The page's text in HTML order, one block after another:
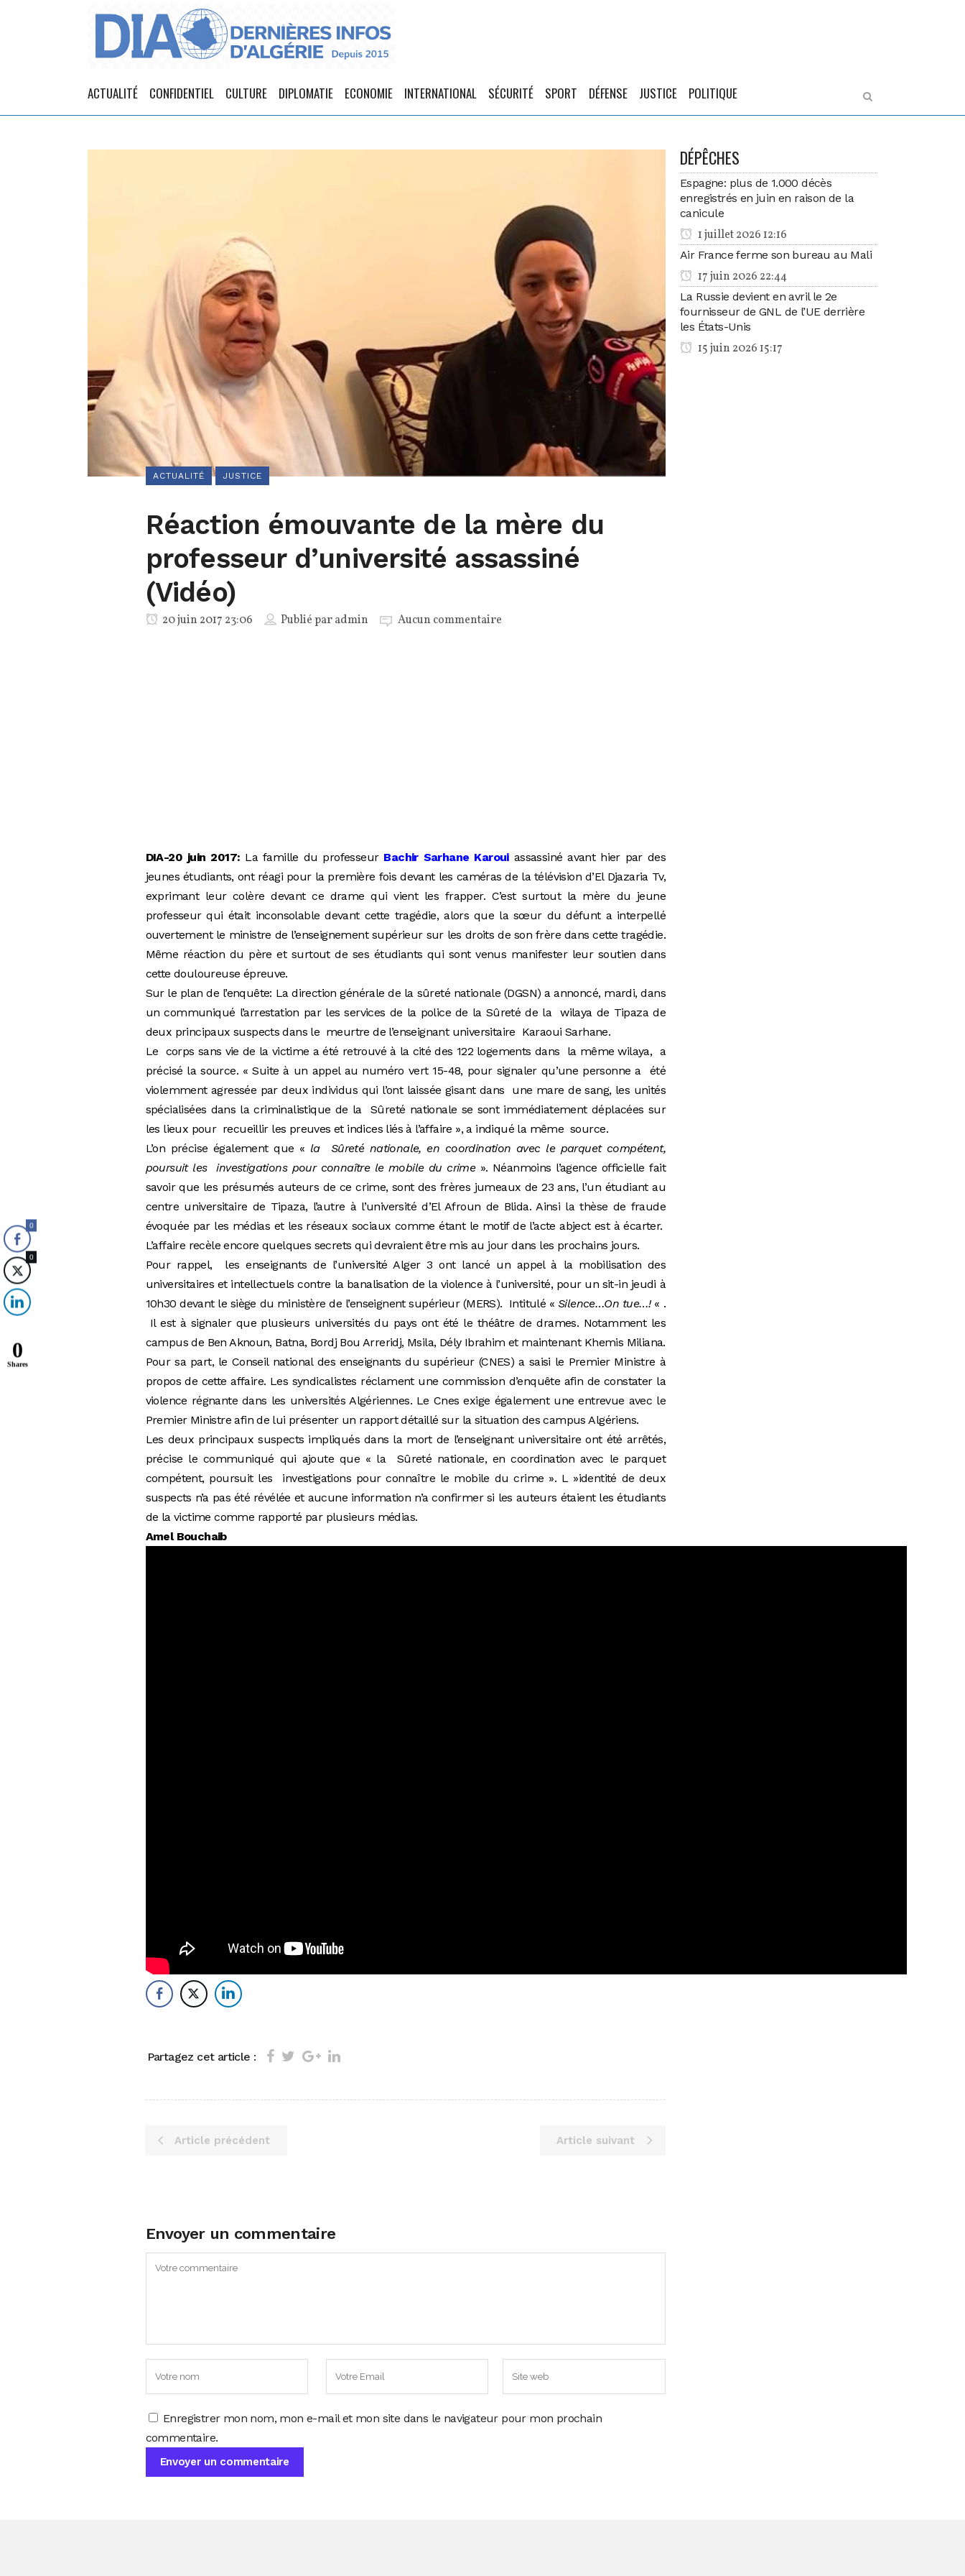
ACTUALITÉ CONFIDENTIEL CULTURE DIPLOMATIE ECONOMIE INTERNATIONAL SÉCURITÉ SPORT DÉFENSE JUSTICE POLITIQUE
ACTUALITÉ JUSTICE
Réaction émouvante de la mère du
professeur d’université assassiné
(Vidéo)
20 juin 2017 23:06 Publié paradmin Aucun commentaire
DIA-20 juin 2017: La famille du professeur Bachir Sarhane Karoui assassiné avant hier par des
jeunes étudiants, ont réagi pour la première fois devant les caméras de la télévision d’El Djazaria Tv,
exprimant leur colère devant ce drame qui vient les frapper. C’est surtout la mère du jeune
professeur qui était inconsolable devant cette tragédie, alors que la sœur du défunt a interpellé
ouvertement le ministre de l’enseignement supérieur sur les droits de son frère dans cette tragédie.
Même réaction du père et surtout de ses étudiants qui sont venus manifester leur soutien dans
cette douloureuse épreuve.
Sur le plan de l’enquête: La direction générale de la sûreté nationale (DGSN) a annoncé, mardi, dans
un communiqué l’arrestation par les services de la police de la Sûreté de la wilaya de Tipaza de
deux principaux suspects dans le meurtre de l’enseignant universitaire Karaoui Sarhane.
Le corps sans vie de la victime a été retrouvé à la cité des 122 logements dans la même wilaya, a
précisé la source. « Suite à un appel au numéro vert 15-48, pour signaler qu’une personne a été
violemment agressée par deux individus qui l’ont laissée gisant dans une mare de sang, les unités
spécialisées dans la criminalistique de la Sûreté nationale se sont immédiatement déplacées sur
les lieux pour recueillir les preuves et indices liés à l’affaire », a indiqué la même source.
L’on précise également que « la Sûreté nationale, en coordination avec le parquet compétent,
poursuit les investigations pour connaître le mobile du crime». Néanmoins l’agence officielle fait
savoir que les présumés auteurs de ce crime, sont des frères jumeaux de 23 ans, l’un étudiant au
centre universitaire de Tipaza, l’autre à l’université d’El Afroun de Blida. Ainsi la thèse de fraude
évoquée par les médias et les réseaux sociaux comme étant le motif de l’acte abject est à écarter.
L’affaire recèle encore quelques secrets qui devraient être mis au jour dans les prochains jours.
Pour rappel, les enseignants de l’université Alger 3 ont lancé un appel à la mobilisation des
universitaires et intellectuels contre la banalisation de la violence à l’université, pour un sit-in jeudi à
10h30 devant le siège du ministère de l’enseignent supérieur (MERS). Intitulé «Silence…On tue…!« .
Il est à signaler que plusieurs universités du pays ont été le théâtre de drames. Notamment les
campus de Ben Aknoun, Batna, Bordj Bou Arreridj, Msila, Dély Ibrahim et maintenant Khemis Miliana.
Pour sa part, le Conseil national des enseignants du supérieur (CNES) a saisi le Premier Ministre à
propos de cette affaire. Les syndicalistes réclament une commission d’enquête afin de constater la
violence régnante dans les universités Algériennes. Le Cnes exige également une entrevue avec le
Premier Ministre afin de lui présenter un rapport détaillé sur la situation des campus Algériens.
Les deux principaux suspects impliqués dans la mort de l’enseignant universitaire ont été arrêtés,
précise le communiqué qui ajoute que « la Sûreté nationale, en coordination avec le parquet
compétent, poursuit les investigations pour connaître le mobile du crime ». L »identité de deux
suspects n’a pas été révélée et aucune information n’a confirmer si les auteurs étaient les étudiants
de la victime comme rapporté par plusieurs médias.
Amel Bouchaib
Partagez cet article :
Article précédent Article suivant
Envoyer un commentaire
Enregistrer mon nom, mon e-mail et mon site dans le navigateur pour mon prochain
commentaire.
DÉPÊCHES
Espagne: plus de 1.000 décès
enregistrés en juin en raison de la
canicule
1 juillet 2026 12:16
Air France ferme son bureau au Mali
17 juin 2026 22:44
La Russie devient en avril le 2e
fournisseur de GNL de l’UE derrière
les États-Unis
15 juin 2026 15:17
0
0
0
Shares